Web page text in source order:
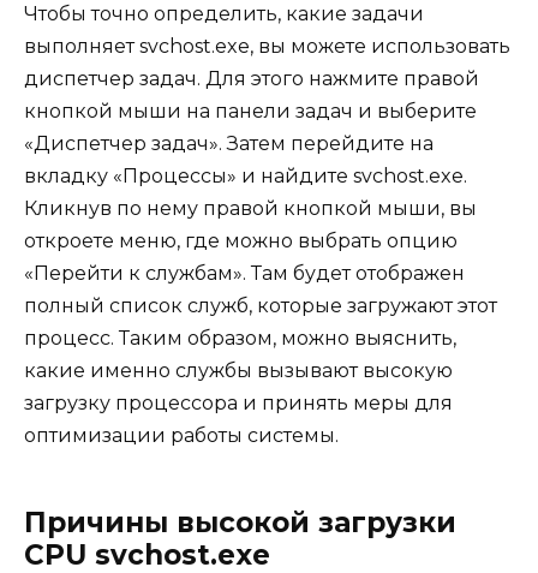
Чтобы точно определить, какие задачи
выполняет svchost.exe, вы можете использовать
диспетчер задач. Для этого нажмите правой
кнопкой мыши на панели задач и выберите
«Диспетчер задач». Затем перейдите на
вкладку «Процессы» и найдите svchost.exe.
Кликнув по нему правой кнопкой мыши, вы
откроете меню, где можно выбрать опцию
«Перейти к службам». Там будет отображен
полный список служб, которые загружают этот
процесс. Таким образом, можно выяснить,
какие именно службы вызывают высокую
загрузку процессора и принять меры для
оптимизации работы системы.
Причины высокой загрузки
CPU svchost.exe